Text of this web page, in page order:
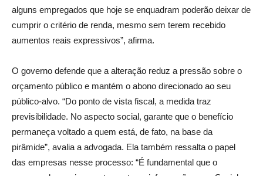
alguns empregados que hoje se enquadram poderão deixar de
cumprir o critério de renda, mesmo sem terem recebido
aumentos reais expressivos”, afirma.
O governo defende que a alteração reduz a pressão sobre o
orçamento público e mantém o abono direcionado ao seu
público-alvo. “Do ponto de vista fiscal, a medida traz
previsibilidade. No aspecto social, garante que o benefício
permaneça voltado a quem está, de fato, na base da
pirâmide”, avalia a advogada. Ela também ressalta o papel
das empresas nesse processo: “É fundamental que o